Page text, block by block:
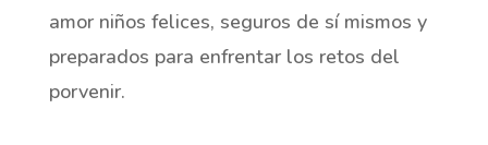
amor niños felices, seguros de sí mismos y
preparados para enfrentar los retos del
porvenir.